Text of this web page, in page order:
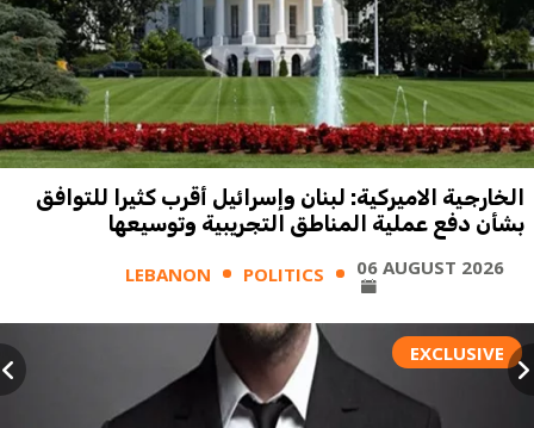
الخارجية الاميركية: لبنان وإسرائيل أقرب كثيرا للتوافق
بشأن دفع عملية المناطق التجريبية وتوسيعها
LEBANON POLITICS 06 AUGUST 2026
EXCLUSIVE